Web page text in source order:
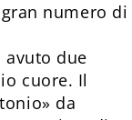
numero di
avuto due
cuore. Il
da